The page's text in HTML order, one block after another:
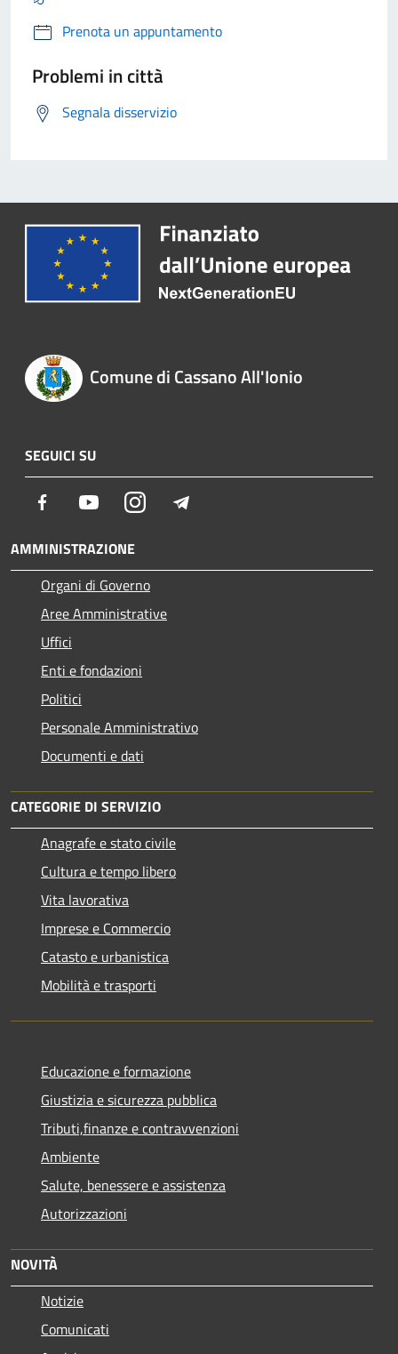
Prenota un appuntamento
Problemi in città
Segnala disservizio
Comune di Cassano All'Ionio
SEGUICI SU
Facebook YoutubeInstagram
AMMINISTRAZIONE
Organi di Governo
Aree Amministrative
Uffici
Enti e fondazioni
Politici
Personale Amministrativo
Documenti e dati
CATEGORIE DI SERVIZIO
Anagrafe e stato civile
Cultura e tempo libero
Vita lavorativa
Imprese e Commercio
Catasto e urbanistica
Mobilità e trasporti
Educazione e formazione
Giustizia e sicurezza pubblica
Tributi,finanze e contravvenzioni
Ambiente
Salute, benessere e assistenza
Autorizzazioni
NOVITÀ
Notizie
Comunicati